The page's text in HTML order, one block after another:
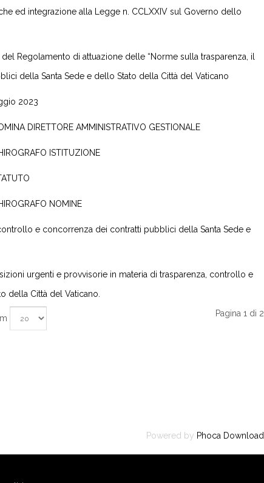
ed integrazione alla Legge n. CCLXXIV sul Governo dello
Regolamento di attuazione delle “Norme sulla trasparenza, il
della Santa Sede e dello Stato della Città del Vaticano
2023
DIRETTORE AMMINISTRATIVO GESTIONALE
ISTITUZIONE
NOMINE
e concorrenza dei contratti pubblici della Santa Sede e
urgenti e provvisorie in materia di trasparenza, controllo e
della Città del Vaticano.
Pagina 1 di 2
Powered by Phoca Download